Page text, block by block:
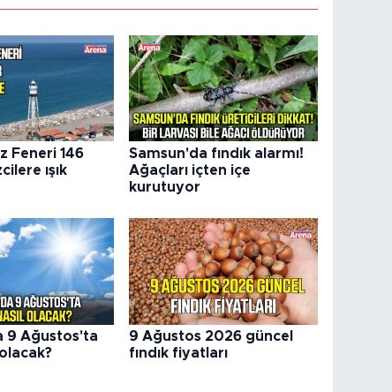
Feneri 146
ışık
Samsun'da fındık alarmı!
Ağaçları içten içe
kurutuyor
9 Ağustos'ta
9 Ağustos 2026 güncel
fındık fiyatları